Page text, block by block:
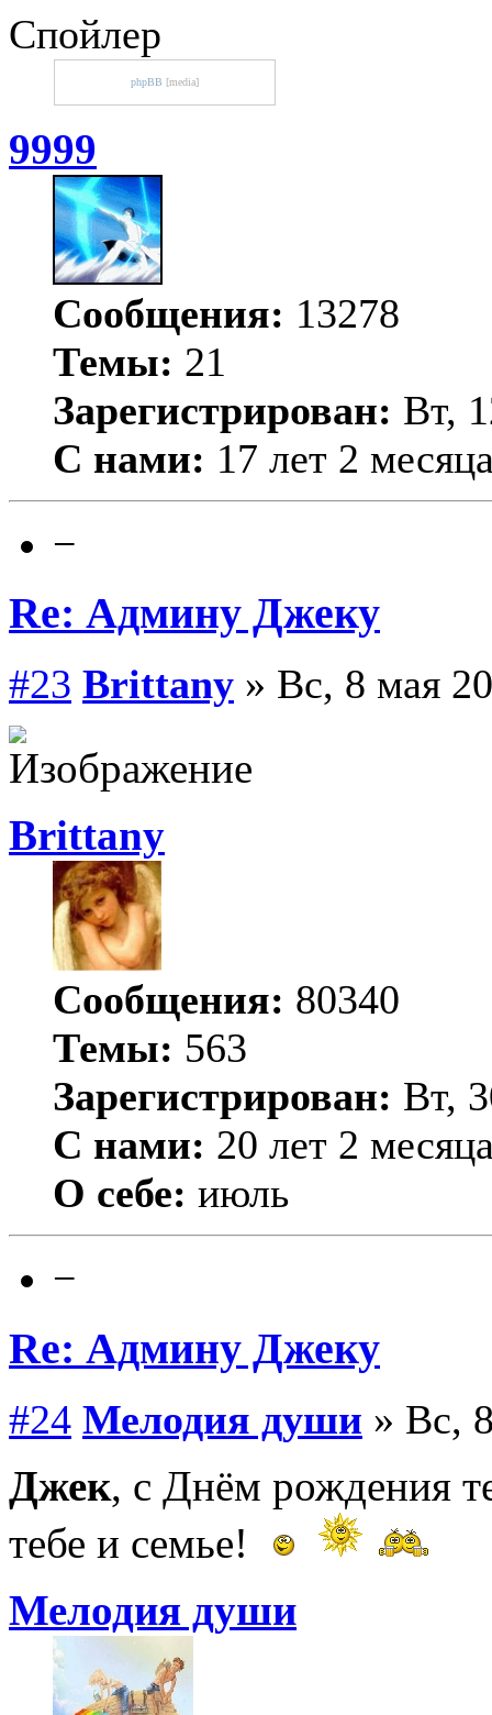
Спойлер
phpBB [media]
9999
Сообщения: 13278
Темы: 21
Зарегистрирован: Вт,
С нами: 17 лет 2
−
Re: Админу Джеку
#23 Brittany » Вс, 8 мая
Brittany
Сообщения: 80340
Темы: 563
Зарегистрирован: Вт,
С нами: 20 лет 2
О себе: июль
−
Re: Админу Джеку
#24 Мелодия души » Вс,
Джек, с Днём рождения
тебе и семье!
Мелодия души